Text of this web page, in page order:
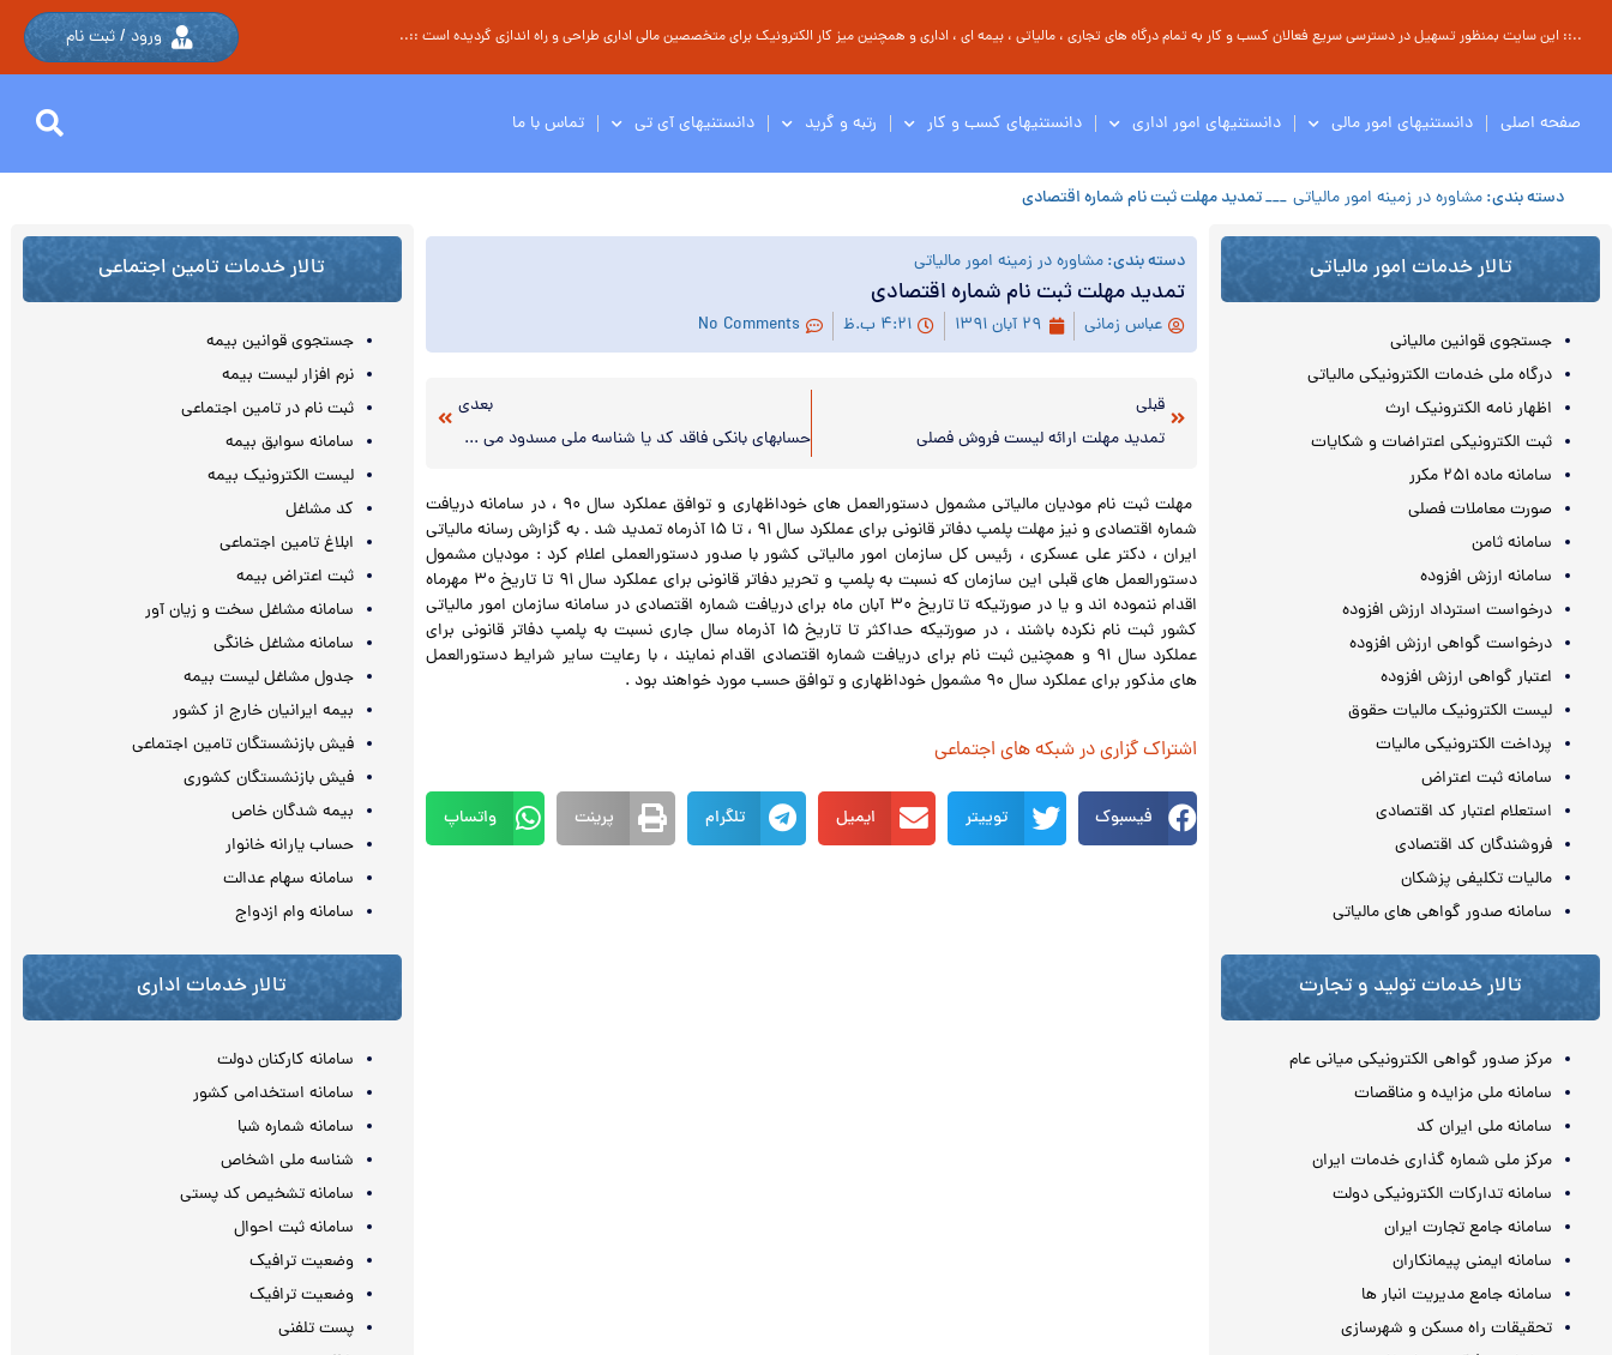
..:: این سایت بمنظور تسهیل در دسترسی سریع فعالان کسب و کار به تمام درگاه های تجاری ، مالیاتی ، بیمه ای ، اداری و همچنین میز کار الکترونیک برای متخصصین مالی اداری طراحی و راه اندازی گردیده است ::.. ورود / ثبت نام
صفحه اصلی دانستنیهای امور مالی دانستنیهای امور اداری دانستنیهای کسب و کار رتبه و گرید دانستنیهای آی تی تماس با ما
دسته بندی:مشاوره در زمینه امور مالیاتی ___ تمدید مهلت ثبت نام شماره اقتصادی
تالار خدمات امور مالیاتی
جستجوی قوانین مالیانی
درگاه ملی خدمات الکترونیکی مالیاتی
اظهار نامه الکترونیک ارث
ثبت الکترونیکی اعتراضات و شکایات
سامانه ماده ۲۵۱ مکرر
صورت معاملات فصلی
سامانه ثامن
سامانه ارزش افزوده
درخواست استرداد ارزش افزوده
درخواست گواهی ارزش افزوده
اعتبار گواهی ارزش افزوده
لیست الکترونیک مالیات حقوق
پرداخت الکترونیکی مالیات
سامانه ثبت اعتراض
استعلام اعتبار کد اقتصادی
فروشندگان کد اقتصادی
مالیات تکلیفی پزشکان
سامانه صدور گواهی های مالیاتی
تالار خدمات تولید و تجارت
مرکز صدور گواهی الکترونیکی میانی عام
سامانه ملی مزایده و مناقصات
سامانه ملی ایران کد
مرکز ملی شماره گذاری خدمات ایران
سامانه تدارکات الکترونیکی دولت
سامانه جامع تجارت ایران
سامانه ایمنی پیمانکاران
سامانه جامع مدیریت انبار ها
تحقیقات راه مسکن و شهرسازی
دسته بندی:مشاوره در زمینه امور مالیاتی
تمدید مهلت ثبت نام شماره اقتصادی
عباس زمانی ۲۹ آبان ۱۳۹۱ ۴:۲۱ ب.ظ No Comments
قبلی
تمدید مهلت ارائه لیست فروش فصلی
بعدی
حسابهای بانکی فاقد کد یا شناسه ملی مسدود می شوند
مهلت ثبت نام موديان مالياتي مشمول دستورالعمل هاي خوداظهاري و توافق عملكرد سال ۹۰ ، در سامانه دريافت
شماره اقتصادي و نيز مهلت پلمپ دفاتر قانوني براي عملكرد سال ۹۱ ، تا ۱۵ آذرماه تمديد شد . به گزارش رسانه مالياتي
ايران ، دكتر علي عسكري ، رئيس كل سازمان امور مالياتي كشور با صدور دستورالعملي اعلام كرد : موديان مشمول
دستورالعمل هاي قبلي اين سازمان كه نسبت به پلمپ و تحرير دفاتر قانوني براي عملكرد سال ۹۱ تا تاريخ ۳۰ مهرماه
اقدام ننموده اند و يا در صورتيكه تا تاريخ ۳۰ آبان ماه براي دريافت شماره اقتصادي در سامانه سازمان امور مالياتي
كشور ثبت نام نكرده باشند ، در صورتيكه حداكثر تا تاريخ ۱۵ آذرماه سال جاري نسبت به پلمپ دفاتر قانوني براي
عملكرد سال ۹۱ و همچنين ثبت نام براي دريافت شماره اقتصادي اقدام نمايند ، با رعايت ساير شرايط دستورالعمل
هاي مذكور براي عملكرد سال ۹۰ مشمول خوداظهاري و توافق حسب مورد خواهند بود .
اشتراک گزاری در شبکه های اجتماعی
فیسبوک توییتر ایمیل تلگرام پرینت واتساپ
تالار خدمات تامین اجتماعی
جستجوی قوانین بیمه
نرم افزار لیست بیمه
ثبت نام در تامین اجتماعی
سامانه سوابق بیمه
لیست الکترونیک بیمه
کد مشاغل
ابلاغ تامین اجتماعی
ثبت اعتراض بیمه
سامانه مشاغل سخت و زیان آور
سامانه مشاغل خانگی
جدول مشاغل لیست بیمه
بیمه ایرانیان خارج از کشور
فیش بازنشستگان تامین اجتماعی
فیش بازنشستگان کشوری
بیمه شدگان خاص
حساب یارانه خانوار
سامانه سهام عدالت
سامانه وام ازدواج
تالار خدمات اداری
سامانه کارکنان دولت
سامانه استخدامی کشور
سامانه شماره شبا
شناسه ملی اشخاص
سامانه تشخیص کد پستی
سامانه ثبت احوال
وضعیت ترافیک
وضعیت ترافیک
پست تلفنی